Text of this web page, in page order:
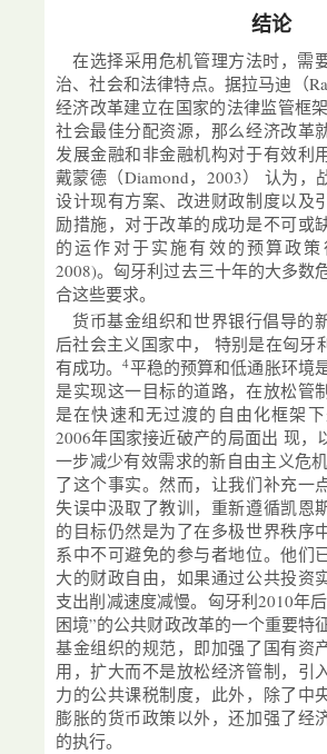
结论
在选择采用危机管理方法时，需
治、社会和法律特点。据拉马迪（
经济改革建立在国家的法律监管框
社会最佳分配资源，那么经济改革
发展金融和非金融机构对于有效利
戴蒙德（Diamond，2003） 认为，
设计现有方案、改进财政制度以及
励措施，对于改革的成功是不可或
的运作对于实施有效的预算政策
2008)。匈牙利过去三十年的大多数
合这些要求。
货币基金组织和世界银行倡导的
后社会主义国家中， 特别是在匈牙
有成功。4平稳的预算和低通胀环境
是实现这一目标的道路，在放松管
是在快速和无过渡的自由化框架
2006年国家接近破产的局面出 现，
一步减少有效需求的新自由主义危
了这个事实。然而，让我们补充一
失误中汲取了教训，重新遵循凯恩
的目标仍然是为了在多极世界秩序
系中不可避免的参与者地位。他们
大的财政自由，如果通过公共投资
支出削减速度减慢。匈牙利2010年
困境”的公共财政改革的一个重要特
基金组织的规范，即加强了国有资
用，扩大而不是放松经济管制，引
力的公共课税制度，此外，除了中
膨胀的货币政策以外，还加强了经
的执行。